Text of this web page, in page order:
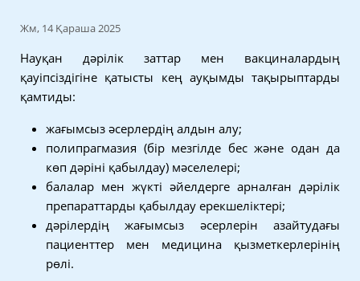
Жм, 14 Қараша 2025
Науқан дәрілік заттар мен вакциналардың
қауіпсіздігіне қатысты кең ауқымды тақырыптарды
қамтиды:
жағымсыз әсерлердің алдын алу;
полипрагмазия (бір мезгілде бес және одан да
көп дәріні қабылдау) мәселелері;
балалар мен жүкті әйелдерге арналған дәрілік
препараттарды қабылдау ерекшеліктері;
дәрілердің жағымсыз әсерлерін азайтудағы
пациенттер мен медицина қызметкерлерінің
рөлі.